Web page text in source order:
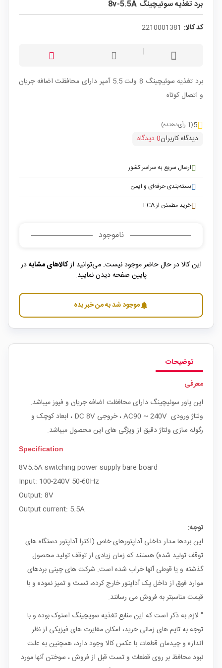
برد تغذیه سوئیچینگ 8v-5.5A
کد کالا: 2210001381
برد تغذیه سوئیچینگ 8 ولت 5.5 آمپر دارای محافظت اضافه جریان
و اتصال کوتاه
5(1 رأی‌دهنده)
دیدگاه کاربران0 دیدگاه
ارسال سریع به سراسر کشور
بسته‌بندی حرفه‌ای و ایمن
خرید مطمئن از ECA
ناموجود
این کالا در حال حاضر موجود نیست. می‌توانید ازکالاهای مشابهدر
پایین صفحه دیدن نمایید.
notificationsموجود شد به من خبر بده
توضیحات
معرفی
این پاور سوئیچینگ دارای محافظت اضافه جریان و فیوز میباشد.
ولتاژ ورودی AC90 ~ 240V ، خروجی DC 8V ، ابعاد کوچک و
رگوله سازی ولتاژ دقیق از ویژگی های این محصول میباشد.
Specification
8V5.5A switching power supply bare board
Input: 100-240V 50-60Hz
Output: 8V
Output current: 5.5A
توجه:
این بردها مدار داخلی آداپتورهای خاص (اکثرا آداپتور دستگاه های
توقف تولید شده) هستند که زمان زیادی از توقف تولید محصول
گذشته و یا قوطی آنها خراب شده است. شرکت های چینی بردهای
موارد فوق از داخل پک آداپتور خارج کرده، تست و تمیز نموده و با
قیمت مناسبتر به فروش می رسانند.
" لازم به ذکر است که این منابع تغذیه سویچینگ استوک بوده و با
توجه به تایم های زمانی خرید، امکان مغایرت های فیزیکی از نظر
اندازه و چیدمان قطعات با عکس کالا وجود دارد، همچنین به علت
نبود محافظ بر روی قطعات و تست قبل از فروش ، سوختن آنها مورد